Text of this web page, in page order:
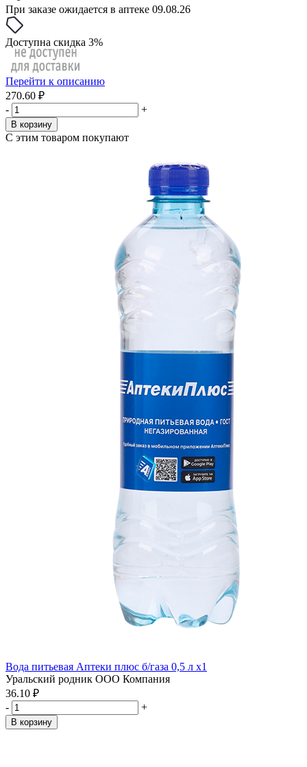
При заказе ожидается в аптеке 09.08.26
Доступна скидка 3%
Перейти к описанию
270.60 ₽
-
+
В корзину
С этим товаром покупают
Вода питьевая Аптеки плюс б/газа 0,5 л x1
Уральский родник ООО Компания
36.10 ₽
-
+
В корзину